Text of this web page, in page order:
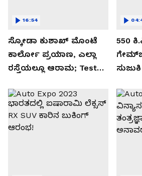
ಸ್ಕೋಡಾ ಕುಶಾಖ್ ಮೊಂಟೆ
ಕಾರ್ಲೋ ಪ್ರಯಾಣ, ಎಲ್ಲಾ
ರಸ್ತೆಯಲ್ಲೂ ಆರಾಮ; Test
16:54
550
ಸುಜುಕಿ eVX ಎಲೆಕ್ಟ್ರಿಕ್ ಕಾರು